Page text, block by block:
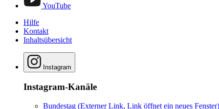
YouTube
Hilfe
Kontakt
Inhaltsübersicht
Instagram
Instagram-Kanäle
Bundestag (Externer Link, Link öffnet ein neues Fenster)